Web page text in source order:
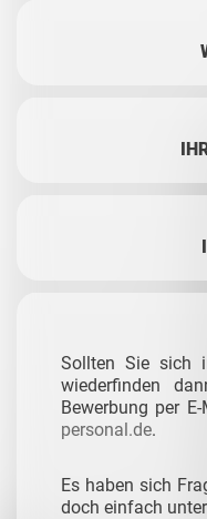
Sollten Sie sich
wiederfinden
Bewerbung per
personal.de.
Es haben sich
doch einfach